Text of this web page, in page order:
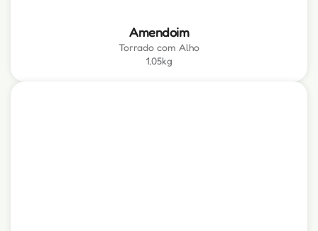
Amendoim
Torrado com Alho
1,05kg